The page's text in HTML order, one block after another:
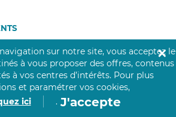
récoltés sur
sur notre site, vous acceptez le
à vous proposer des offres, contenus
à vos centres d’intérêts. Pour plus
et paramétrer vos cookies,
ici
. J'accepte
✕